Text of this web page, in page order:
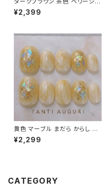
ート ネイルチップ リング 指輪
立体 3D 暗め 短め フレンチ 通
¥2,399
黄色 マーブル まだら からし 小
さい 爪 ネイルチップ ショート
ホログラム 金箔 春 夏 秋 デート
¥2,299
CATEGORY